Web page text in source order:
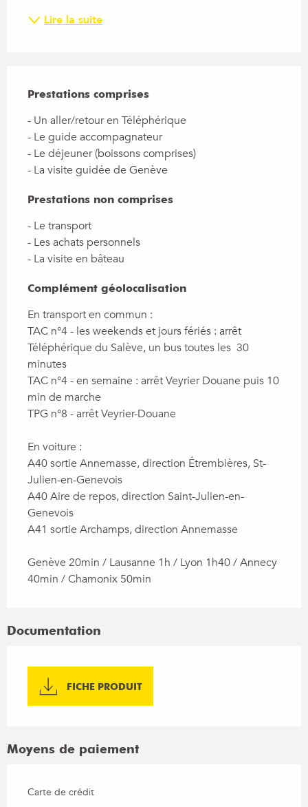
Lire la suite
Prestations comprises
Prestations comprises
- Un aller/retour en Téléphérique
- Le guide accompagnateur
- Le déjeuner (boissons comprises)
- La visite guidée de Genève
Prestations non comprises
Prestations non comprises
- Le transport
- Les achats personnels
- La visite en bâteau
Complément géolocalisation
Complément géolocalisation
En transport en commun :
TAC n°4 - les weekends et jours fériés : arrêt
Téléphérique du Salève, un bus toutes les  30
minutes
TAC n°4 - en semaine : arrêt Veyrier Douane puis 10
min de marche
TPG n°8 - arrêt Veyrier-Douane
En voiture :
A40 sortie Annemasse, direction Étrembières, St-
Julien-en-Genevois
A40 Aire de repos, direction Saint-Julien-en-
Genevois
A41 sortie Archamps, direction Annemasse
Genève 20min / Lausanne 1h / Lyon 1h40 / Annecy
40min / Chamonix 50min
Documentation
FICHE PRODUIT
Moyens de paiement
Carte de crédit